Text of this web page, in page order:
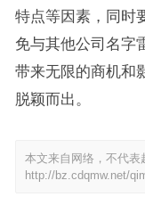
特点等因素，同时
免与其他公司名字
带来无限的商机和
脱颖而出。
本文来自网络，不代表
http://bz.cdqmw.net/